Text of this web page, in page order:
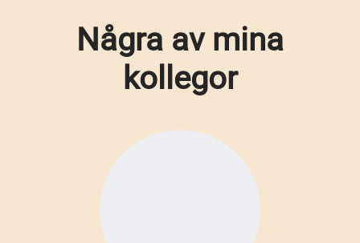
Några av mina
kollegor